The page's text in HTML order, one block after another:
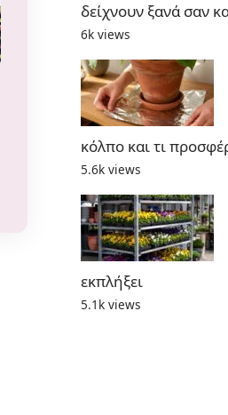
δείχνουν ξανά σαν
6k views
κόλπο και τι
5.6k views
εκπλήξει
5.1k views